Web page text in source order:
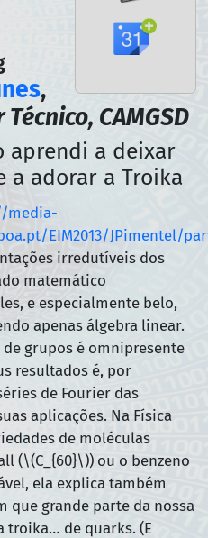
,
CAMGSD
aprendi a deixar
a adorar a Troika
media-
EIM2013/JPimentel/
irredutíveis dos
matemático
e especialmente belo,
apenas álgebra linear.
grupos é omnipresente
resultados é, por
de Fourier das
aplicações. Na Física
de moléculas
(\(C_{60}\)) ou o benzeno
ela explica também
que grande parte da nossa
troika… de quarks. (E